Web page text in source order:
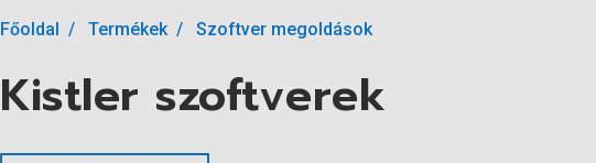
Főoldal Termékek Szoftver megoldások
Kistler szoftverek